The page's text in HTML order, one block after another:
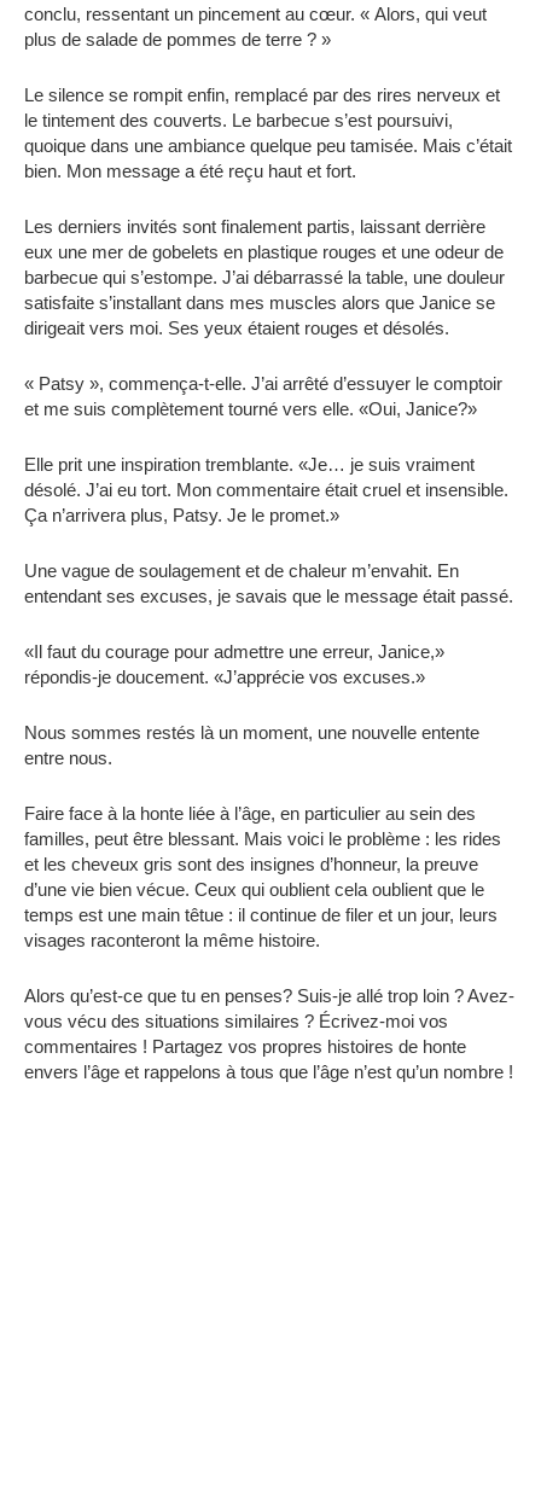
conclu, ressentant un pincement au cœur. « Alors, qui veut
plus de salade de pommes de terre ? »
Le silence se rompit enfin, remplacé par des rires nerveux et
le tintement des couverts. Le barbecue s’est poursuivi,
quoique dans une ambiance quelque peu tamisée. Mais c’était
bien. Mon message a été reçu haut et fort.
Les derniers invités sont finalement partis, laissant derrière
eux une mer de gobelets en plastique rouges et une odeur de
barbecue qui s’estompe. J’ai débarrassé la table, une douleur
satisfaite s’installant dans mes muscles alors que Janice se
dirigeait vers moi. Ses yeux étaient rouges et désolés.
« Patsy », commença-t-elle. J’ai arrêté d’essuyer le comptoir
et me suis complètement tourné vers elle. «Oui, Janice?»
Elle prit une inspiration tremblante. «Je… je suis vraiment
désolé. J’ai eu tort. Mon commentaire était cruel et insensible.
Ça n’arrivera plus, Patsy. Je le promet.»
Une vague de soulagement et de chaleur m’envahit. En
entendant ses excuses, je savais que le message était passé.
«Il faut du courage pour admettre une erreur, Janice,»
répondis-je doucement. «J’apprécie vos excuses.»
Nous sommes restés là un moment, une nouvelle entente
entre nous.
Faire face à la honte liée à l’âge, en particulier au sein des
familles, peut être blessant. Mais voici le problème : les rides
et les cheveux gris sont des insignes d’honneur, la preuve
d’une vie bien vécue. Ceux qui oublient cela oublient que le
temps est une main têtue : il continue de filer et un jour, leurs
visages raconteront la même histoire.
Alors qu’est-ce que tu en penses? Suis-je allé trop loin ? Avez-
vous vécu des situations similaires ? Écrivez-moi vos
commentaires ! Partagez vos propres histoires de honte
envers l’âge et rappelons à tous que l’âge n’est qu’un nombre !